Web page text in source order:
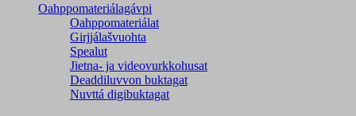
Oahppomateriálagávpi
Oahppomateriálat
Girjjálašvuohta
Spealut
Jietna- ja videovurkkohusat
Deaddiluvvon buktagat
Nuvttá digibuktagat